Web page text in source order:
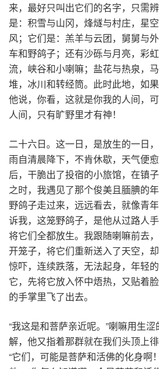
来，最好只叫出它们的名字，只需
是：积雪与山冈，烽燧与村庄，星
风；它们是：羔羊与云团，舅舅与
车和野鸽子；还有沙砾与月亮，彩
流，峡谷和小喇嘛；盐花与热泉，
堆，冰川和转经筒。此时此地，如
他说，你看，这就是你我的人间，
人间，只有旷野里才有神！
二十六日。这一日，是放生的一日
雨自清晨降下，不肯休歇，天气便
后，干脆出了投宿的小旅馆，在镇
之时，我遇见了那个俊美且腼腆的
野鸽子走过来，远远看去，就像青
诉我，这笼野鸽子，是他从过路人
将它们全都放生。我跟随喇嘛前去
开笼子，将它们重新送入了天空，
惊吓，连续跌落，无法起身，年轻
它，先将它放入怀中焐热，又贴着
的手掌里飞了出去。
“我这是和菩萨亲近呢。”喇嘛用生
解，他又指着那群就在我们头顶上
“它们，可能是菩萨和活佛的化身啊